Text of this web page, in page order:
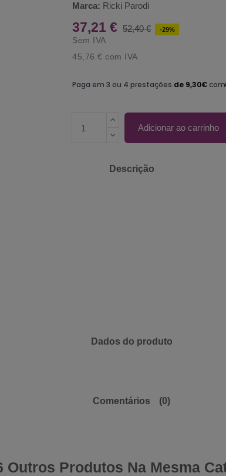
Marca: Ricki Parodi
37,21 € 52,40 € -29%
Sem IVA
45,76 € com IVA
Adicionar ao carrinho
Descrição
Dados do produto
Comentários
(0)
Outros Produtos Na Mesma